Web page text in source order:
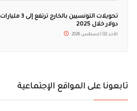
تحويلات التونسيين بالخارج ترتفع إلى 3 مليارات
دولار خلال 2025
الأحد 02 أغسطس 2026
تابعونا على المواقع الإجتماعية